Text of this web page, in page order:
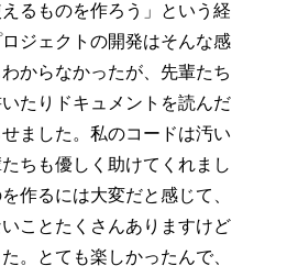
るものを作ろう」という経
ジェクトの開発はそんな感
からなかったが、先輩たち
たりドキュメントを読んだ
ました。私のコードは汚い
ちも優しく助けてくれまし
作るには大変だと感じて、
ことたくさんありますけど
。とても楽しかったんで、